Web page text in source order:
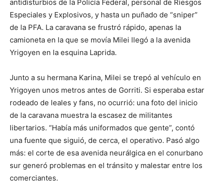
antidisturbios de la Policía Federal, personal de Riesgos
Especiales y Explosivos, y hasta un puñado de “sniper”
de la PFA. La caravana se frustró rápido, apenas la
camioneta en la que se movía Milei llegó a la avenida
Yrigoyen en la esquina Laprida.
Junto a su hermana Karina, Milei se trepó al vehículo en
Yrigoyen unos metros antes de Gorriti. Si esperaba estar
rodeado de leales y fans, no ocurrió: una foto del inicio
de la caravana muestra la escasez de militantes
libertarios. “Había más uniformados que gente”, contó
una fuente que siguió, de cerca, el operativo. Pasó algo
más: el corte de esa avenida neurálgica en el conurbano
sur generó problemas en el tránsito y malestar entre los
comerciantes.